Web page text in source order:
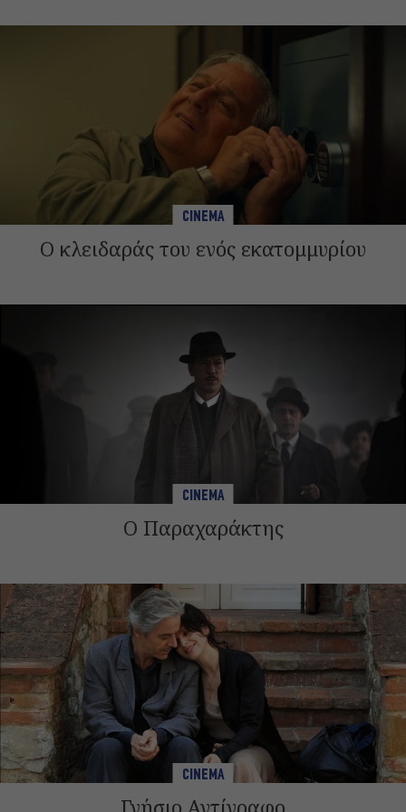
CINEMA
Ο κλειδαράς του ενός εκατομμυρίου
CINEMA
Ο Παραχαράκτης
CINEMA
Γνήσιο Αντίγραφο